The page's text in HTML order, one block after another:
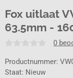
Fox uitlaat
63.5mm -
0
Productnummer:
Staat: Nieuw